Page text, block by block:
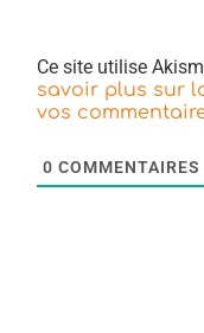
Ce site utilise
savoir plus sur
vos
0 COMMENTAIRES